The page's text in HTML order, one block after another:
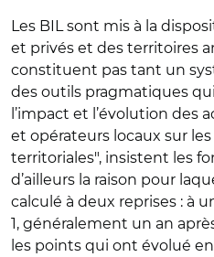
Les BIL sont mis à la
et privés et des territoires
constituent pas tant un
des outils pragmatiques
l’impact et l’évolution des
et opérateurs locaux sur
territoriales", insistent les
d’ailleurs la raison pour
calculé à deux reprises : à
1, généralement un an
les points qui ont évolué